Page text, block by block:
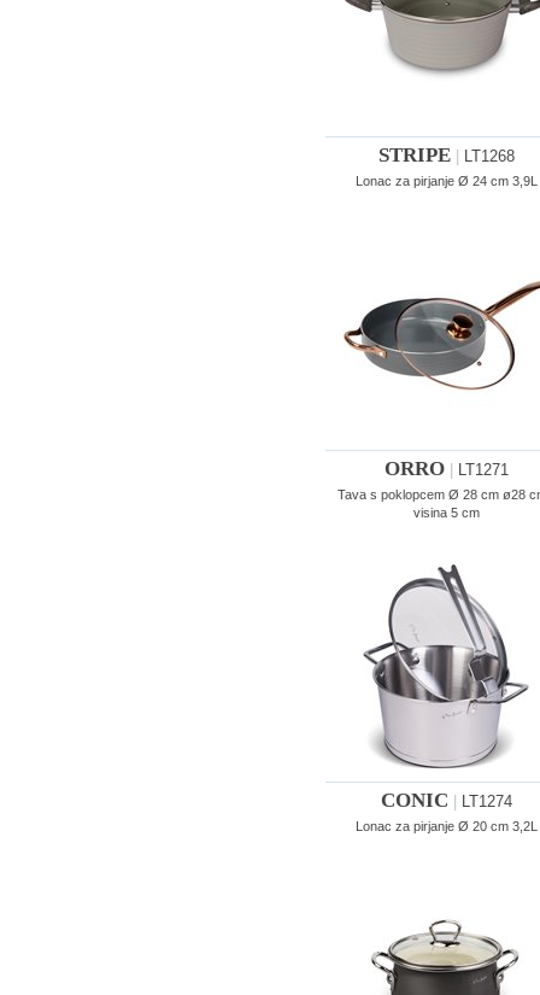
STRIPE| LT1268
Lonac za pirjanje Ø 24 cm 3,9L
ORRO| LT1271
Tava s poklopcem Ø 28 cm ø28
visina 5 cm
CONIC LT1274
Lonac za pirjanje Ø 20 cm 3,2L